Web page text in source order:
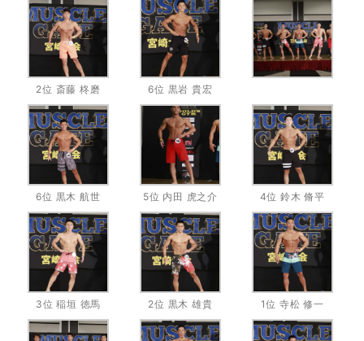
2位 斎藤 柊磨 6位 黒岩 貴宏
6位 黒木 航世 5位 内田 虎之介 4位 鈴木 脩平
3位 稲垣 徳馬 2位 黒木 雄貴 1位 寺松 修一